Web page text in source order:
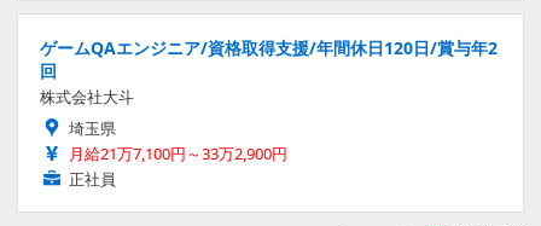
ゲームQAエンジニア/資格取得支援/年間休日120日/賞与年2
回
株式会社大斗
埼玉県
月給21万7,100円～33万2,900円
正社員